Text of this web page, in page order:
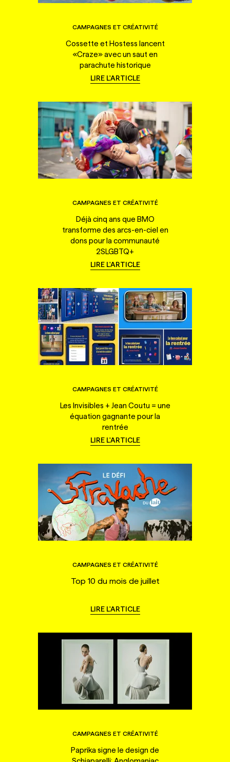
CAMPAGNES ET CRÉATIVITÉ
Cossette et Hostess lancent
«Craze» avec un saut en
parachute historique
LIRE L'ARTICLE
CAMPAGNES ET CRÉATIVITÉ
Déjà cinq ans que BMO
transforme des arcs-en-ciel en
dons pour la communauté
2SLGBTQ+
LIRE L'ARTICLE
CAMPAGNES ET CRÉATIVITÉ
Les Invisibles + Jean Coutu = une
équation gagnante pour la
rentrée
LIRE L'ARTICLE
CAMPAGNES ET CRÉATIVITÉ
Top 10 du mois de juillet
LIRE L'ARTICLE
CAMPAGNES ET CRÉATIVITÉ
Paprika signe le design de